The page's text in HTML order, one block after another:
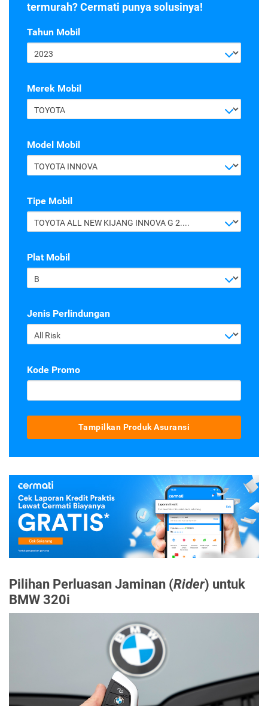
termurah? Cermati punya solusinya!
Tahun Mobil
2023
Merek Mobil
TOYOTA
Model Mobil
TOYOTA INNOVA
Tipe Mobil
TOYOTA ALL NEW KIJANG INNOVA G 2.4 A/T DIESEL
Plat Mobil
B
Jenis Perlindungan
All Risk
Kode Promo
Tampilkan Produk Asuransi
Pilihan Perluasan Jaminan (Rider) untuk
BMW 320i